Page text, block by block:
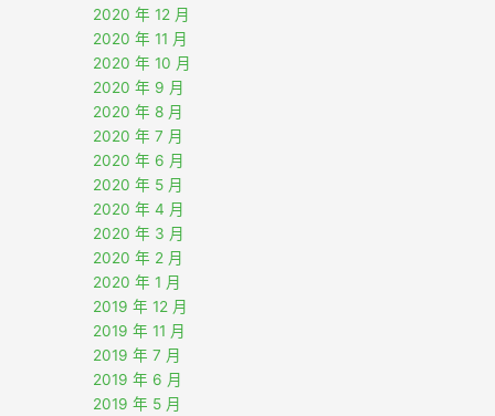
2020 年 12 月
2020 年 11 月
2020 年 10 月
2020 年 9 月
2020 年 8 月
2020 年 7 月
2020 年 6 月
2020 年 5 月
2020 年 4 月
2020 年 3 月
2020 年 2 月
2020 年 1 月
2019 年 12 月
2019 年 11 月
2019 年 7 月
2019 年 6 月
2019 年 5 月